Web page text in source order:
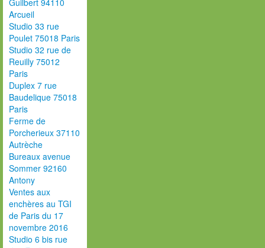
Guilbert 94110
Arcueil
Studio 33 rue
Poulet 75018 Paris
Studio 32 rue de
Reuilly 75012
Paris
Duplex 7 rue
Baudelique 75018
Paris
Ferme de
Porcherieux 37110
Autrèche
Bureaux avenue
Sommer 92160
Antony
Ventes aux
enchères au TGI
de Paris du 17
novembre 2016
Studio 6 bis rue